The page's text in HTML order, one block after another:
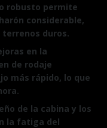
robusto permite
considerable,
duros.
en la
de rodaje
más rápido, lo que
de la cabina y los
la fatiga del